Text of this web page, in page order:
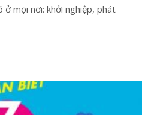
ở mọi nơi: khởi nghiệp, phát